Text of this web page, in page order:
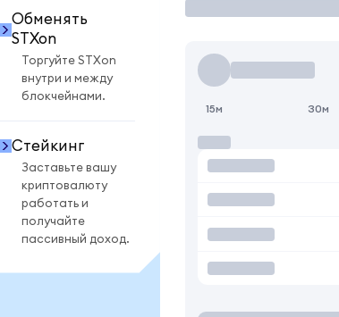
Обменять
STXon
Торгуйте STXon
внутри и между
блокчейнами.
Стейкинг
Заставьте вашу
криптовалюту
работать и
получайте
пассивный доход.
15м 30м